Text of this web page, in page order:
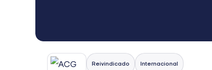
Reivindicado Internacional